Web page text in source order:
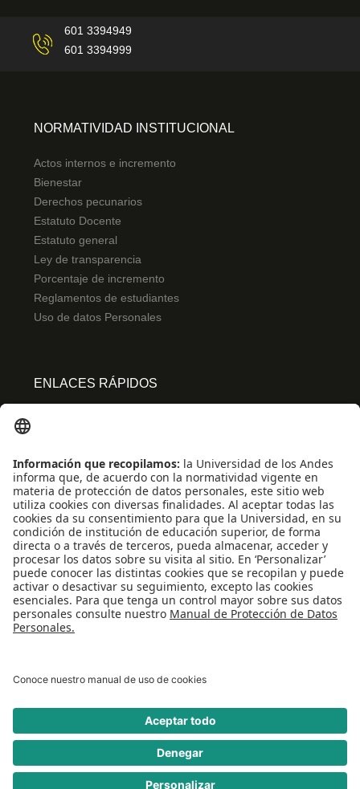
601 3394949
601 3394999
NORMATIVIDAD INSTITUCIONAL
Actos internos e incremento
Bienestar
Derechos pecunarios
Estatuto Docente
Estatuto general
Ley de transparencia
Porcentaje de incremento
Reglamentos de estudiantes
Uso de datos Personales
ENLACES RÁPIDOS
Convivencia y transparencia
Emergencias: Extensión 0000
Eventos destacados
Mapa del Sitio
Multimedia
Noticias
Preguntas frecuentes
Reconocimiento como Universidad: Decreto 1297 del 30 de mayo de 1964.
Reconocimiento personería jurídica: Resolución 28 del 23 de febrero de 1949